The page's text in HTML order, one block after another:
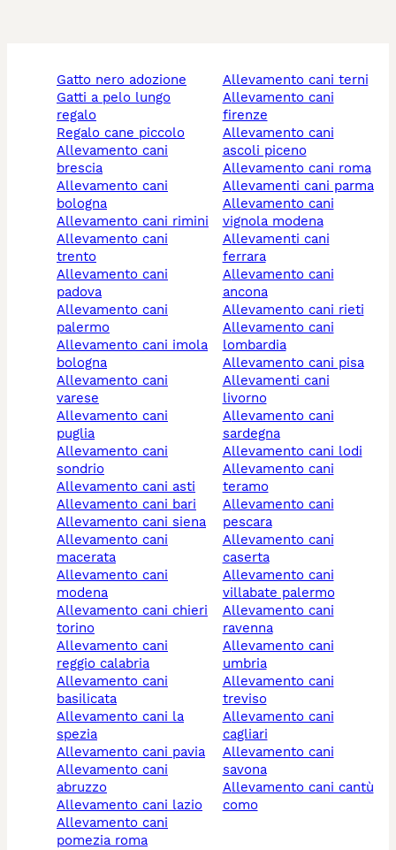
gatto nero adozione
gatti a pelo lungo
regalo
regalo cane piccolo
allevamento cani
brescia
allevamento cani
bologna
allevamento cani rimini
allevamento cani
trento
allevamento cani
padova
allevamento cani
palermo
allevamento cani imola
bologna
allevamento cani
varese
allevamento cani
puglia
allevamento cani
sondrio
allevamento cani asti
allevamento cani bari
allevamento cani siena
allevamento cani
macerata
allevamento cani
modena
allevamento cani chieri
torino
allevamento cani
reggio calabria
allevamento cani
basilicata
allevamento cani la
spezia
allevamento cani pavia
allevamento cani
abruzzo
allevamento cani lazio
allevamento cani
pomezia roma
allevamento cani terni
allevamento cani
firenze
allevamento cani
ascoli piceno
allevamento cani roma
allevamenti cani parma
allevamento cani
vignola modena
allevamenti cani
ferrara
allevamento cani
ancona
allevamento cani rieti
allevamento cani
lombardia
allevamento cani pisa
allevamenti cani
livorno
allevamento cani
sardegna
allevamento cani lodi
allevamento cani
teramo
allevamento cani
pescara
allevamento cani
caserta
allevamento cani
villabate palermo
allevamento cani
ravenna
allevamento cani
umbria
allevamento cani
treviso
allevamento cani
cagliari
allevamento cani
savona
allevamento cani cantù
como